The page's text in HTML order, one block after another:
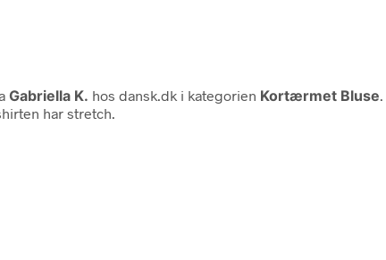
Gabriella K. hos dansk.dk i kategorien Kortærmet Bluse
har stretch.